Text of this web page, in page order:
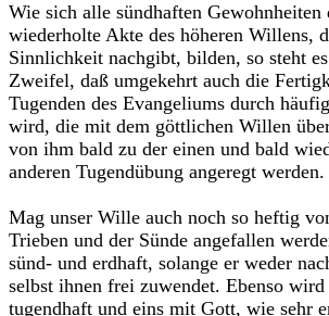
Wie sich alle sündhaften
wiederholte Akte des höheren Willens,
Sinnlichkeit nachgibt, bilden, so steht
Zweifel, daß umgekehrt auch die
Tugenden des Evangeliums durch
wird, die mit dem göttlichen Willen
von ihm bald zu der einen und bald
anderen Tugendübung angeregt werden.
Mag unser Wille auch noch so heftig
Trieben und der Sünde angefallen
sünd- und erdhaft, solange er weder
selbst ihnen frei zuwendet. Ebenso
tugendhaft und eins mit Gott, wie sehr